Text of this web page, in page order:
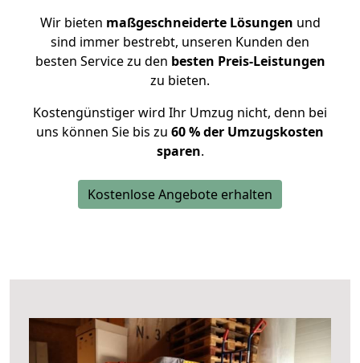
Wir bieten maßgeschneiderte Lösungen und
sind immer bestrebt, unseren Kunden den
besten Service zu den besten Preis-Leistungen
zu bieten.
Kostengünstiger wird Ihr Umzug nicht, denn bei
uns können Sie bis zu 60 % der Umzugskosten
sparen.
Kostenlose Angebote erhalten